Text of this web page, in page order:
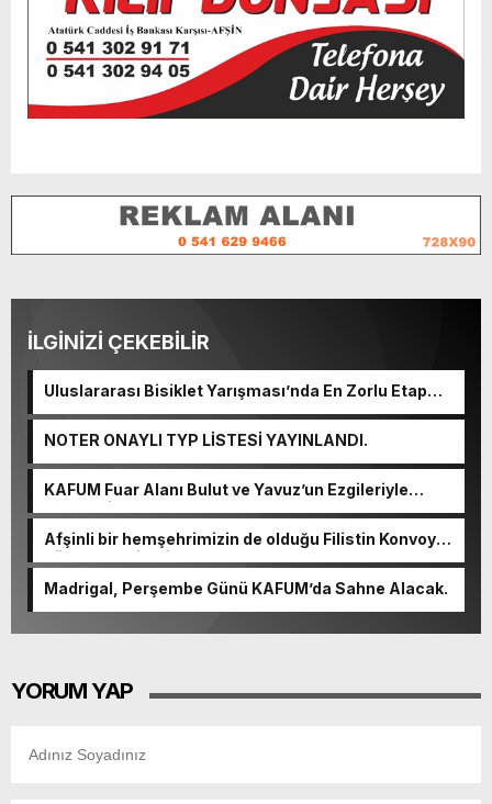
İLGİNİZİ ÇEKEBİLİR
Uluslararası Bisiklet Yarışması’nda En Zorlu Etap
NOTER ONAYLI TYP LİSTESİ YAYINLANDI.
KAFUM Fuar Alanı Bulut ve Yavuz’un Ezgileriyle
Şenlendi.
Afşinli bir hemşehrimizin de olduğu Filistin Konvoyu,
güçlenerek ilerliyor.
Madrigal, Perşembe Günü KAFUM’da Sahne Alacak.
YORUM YAP